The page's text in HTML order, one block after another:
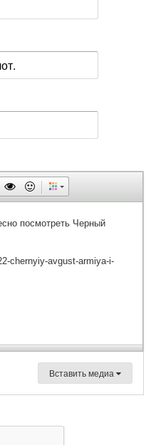
Вставить медиа